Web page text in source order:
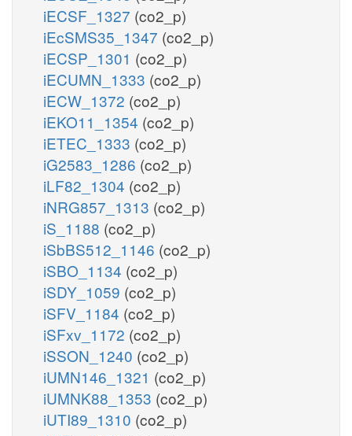
iECSF_1327 (co2_p)
iEcSMS35_1347 (co2_p)
iECSP_1301 (co2_p)
iECUMN_1333 (co2_p)
iECW_1372 (co2_p)
iEKO11_1354 (co2_p)
iETEC_1333 (co2_p)
iG2583_1286 (co2_p)
iLF82_1304 (co2_p)
iNRG857_1313 (co2_p)
iS_1188 (co2_p)
iSbBS512_1146 (co2_p)
iSBO_1134 (co2_p)
iSDY_1059 (co2_p)
iSFV_1184 (co2_p)
iSFxv_1172 (co2_p)
iSSON_1240 (co2_p)
iUMN146_1321 (co2_p)
iUMNK88_1353 (co2_p)
iUTI89_1310 (co2_p)